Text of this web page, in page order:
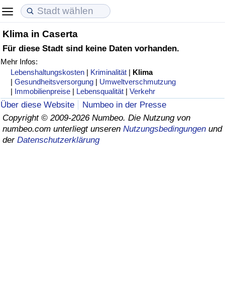
Klima in Caserta
Für diese Stadt sind keine Daten vorhanden.
Mehr Infos:
Lebenshaltungskosten | Kriminalität | Klima
|Gesundheitsversorgung | Umweltverschmutzung
| Immobilienpreise | Lebensqualität |Verkehr
Über diese Website
Numbeo in der Presse
Copyright © 2009-2026 Numbeo. Die Nutzung von
numbeo.com unterliegt unseren Nutzungsbedingungen und
der Datenschutzerklärung
Lebenshaltungskosten
Lebenshaltungskosten-Index (aktuell)
Lebenshaltungskosten-Index
Lebenshaltungskosten-Index nach Land
in Akaba
Immobilienpreise
Immobilienpreis-Index (aktuell)
Immobilienpreis-Index
Immobilienpreis-Index nach Land
Lebensqualität
Lebensqualität-Index
Lebensqualität-Index (aktuell)
Lebensqualitätsindex nach Land
Kriminalität